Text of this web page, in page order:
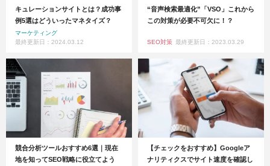
キュレーションサイトとは？成功事
例5選はどういったマネタイズ？
マーケティング
最終更新日：2024.03.12
“音声検索最適化”「VSO」これから
この対策が必要不可欠に！？
SEO対策 最終更新日：2023.03.29
競合分析ツールおすすめ6選｜現在
地を知ってSEO戦略に役立てよう
【チェックをおすすめ】Googleア
ナリティクスでサイト速度を確認し